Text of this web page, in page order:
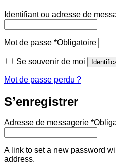
Identifiant ou adresse de
Mot de passe *Obligatoire
Se souvenir de moi
Mot de passe perdu ?
S’enregistrer
Adresse de messagerie *
A link to set a new password
address.